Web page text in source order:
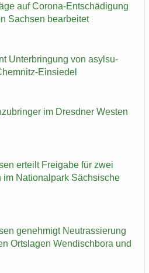
auf Corona-​Entschädigung
Sach­sen be­ar­bei­tet
Un­ter­brin­gung von asyl­su­
​Einsiedel
im Dresd­ner Wes­ten
er­teilt Frei­ga­be für zwei
im Na­tio­nal­park Säch­si­sche
ge­neh­migt Neu­tras­sie­rung
Orts­la­gen Wen­disch­bo­ra und